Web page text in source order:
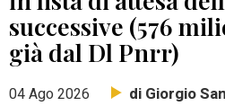
successive (576
già dal Dl Pnrr)
04 Ago 2026 di Giorgio